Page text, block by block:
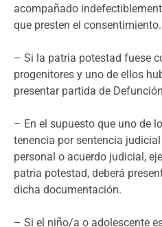
acompañado
que presten el consentimiento.
– Si la patria potestad fuese
progenitores y uno de ellos
presentar partida de
– En el supuesto que uno de
tenencia por sentencia
personal o acuerdo judicial,
patria potestad, deberá
dicha documentación.
– Si el niño/a o adolescente